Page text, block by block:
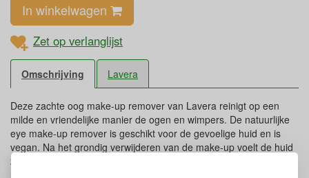
In winkelwagen
Zet op verlanglijst
Omschrijving Lavera
Deze zachte oog make-up remover van Lavera reinigt op een
milde en vriendelijke manier de ogen en wimpers. De natuurlijke
eye make-up remover is geschikt voor de gevoelige huid en is
vegan. Na het grondig verwijderen van de make-up voelt de huid
zacht aan, de biologische aloe vera en duindoornextract dragen